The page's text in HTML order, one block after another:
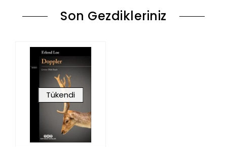
Son Gezdikleriniz
Tükendi